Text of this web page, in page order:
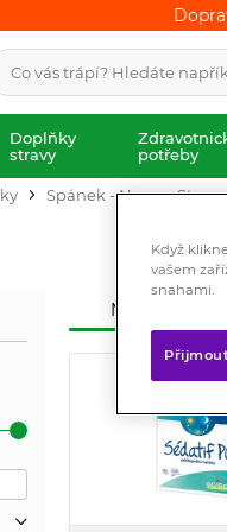
Doplňky
stravy
potřeby
Spánek - Nervy - Stres
Když
vašem
snahami.